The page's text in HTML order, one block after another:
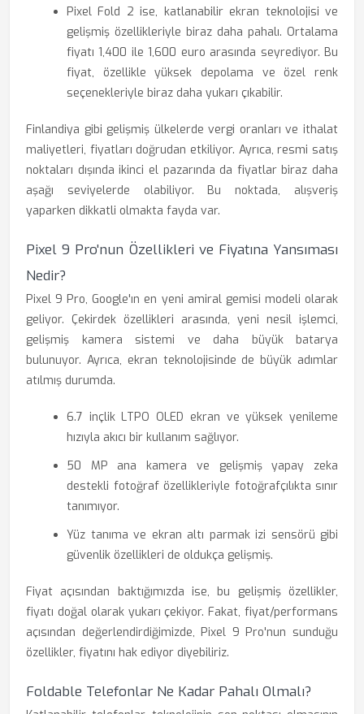
Pixel Fold 2 ise, katlanabilir ekran teknolojisi ve
gelişmiş özellikleriyle biraz daha pahalı. Ortalama
fiyatı 1,400 ile 1,600 euro arasında seyrediyor. Bu
fiyat, özellikle yüksek depolama ve özel renk
seçenekleriyle biraz daha yukarı çıkabilir.
Finlandiya gibi gelişmiş ülkelerde vergi oranları ve ithalat
maliyetleri, fiyatları doğrudan etkiliyor. Ayrıca, resmi satış
noktaları dışında ikinci el pazarında da fiyatlar biraz daha
aşağı seviyelerde olabiliyor. Bu noktada, alışveriş
yaparken dikkatli olmakta fayda var.
Pixel 9 Pro'nun Özellikleri ve Fiyatına Yansıması
Nedir?
Pixel 9 Pro, Google'ın en yeni amiral gemisi modeli olarak
geliyor. Çekirdek özellikleri arasında, yeni nesil işlemci,
gelişmiş kamera sistemi ve daha büyük batarya
bulunuyor. Ayrıca, ekran teknolojisinde de büyük adımlar
atılmış durumda.
6.7 inçlik LTPO OLED ekran ve yüksek yenileme
hızıyla akıcı bir kullanım sağlıyor.
50 MP ana kamera ve gelişmiş yapay zeka
destekli fotoğraf özellikleriyle fotoğrafçılıkta sınır
tanımıyor.
Yüz tanıma ve ekran altı parmak izi sensörü gibi
güvenlik özellikleri de oldukça gelişmiş.
Fiyat açısından baktığımızda ise, bu gelişmiş özellikler,
fiyatı doğal olarak yukarı çekiyor. Fakat, fiyat/performans
açısından değerlendirdiğimizde, Pixel 9 Pro'nun sunduğu
özellikler, fiyatını hak ediyor diyebiliriz.
Foldable Telefonlar Ne Kadar Pahalı Olmalı?